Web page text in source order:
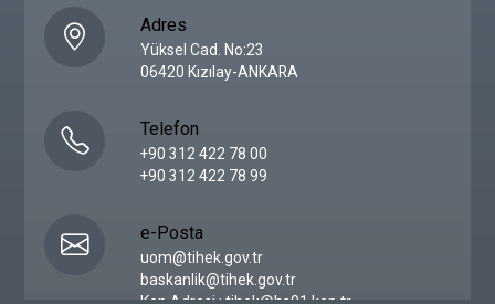
Adres
Yüksel Cad. No:23
06420 Kızılay-ANKARA
Telefon
+90 312 422 78 00
+90 312 422 78 99
e-Posta
uom@tihek.gov.tr
baskanlik@tihek.gov.tr